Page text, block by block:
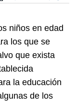
niños en edad
los que se
que exista
la educación
de los